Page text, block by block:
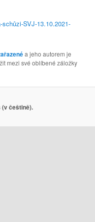
SVJ-13.10.2021-
a jeho autorem je
mezi své oblíbené záložky
(v češtině).